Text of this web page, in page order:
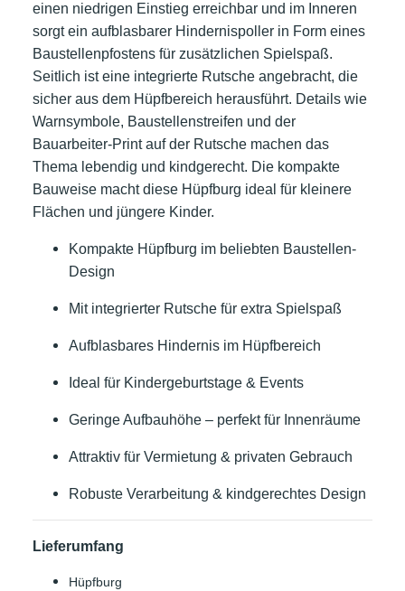
einen niedrigen Einstieg erreichbar und im Inneren
sorgt ein aufblasbarer Hindernispoller in Form eines
Baustellenpfostens für zusätzlichen Spielspaß.
Seitlich ist eine integrierte Rutsche angebracht, die
sicher aus dem Hüpfbereich herausführt. Details wie
Warnsymbole, Baustellenstreifen und der
Bauarbeiter-Print auf der Rutsche machen das
Thema lebendig und kindgerecht. Die kompakte
Bauweise macht diese Hüpfburg ideal für kleinere
Flächen und jüngere Kinder.
Kompakte Hüpfburg im beliebten Baustellen-
Design
Mit integrierter Rutsche für extra Spielspaß
Aufblasbares Hindernis im Hüpfbereich
Ideal für Kindergeburtstage & Events
Geringe Aufbauhöhe – perfekt für Innenräume
Attraktiv für Vermietung & privaten Gebrauch
Robuste Verarbeitung & kindgerechtes Design
Lieferumfang
Hüpfburg